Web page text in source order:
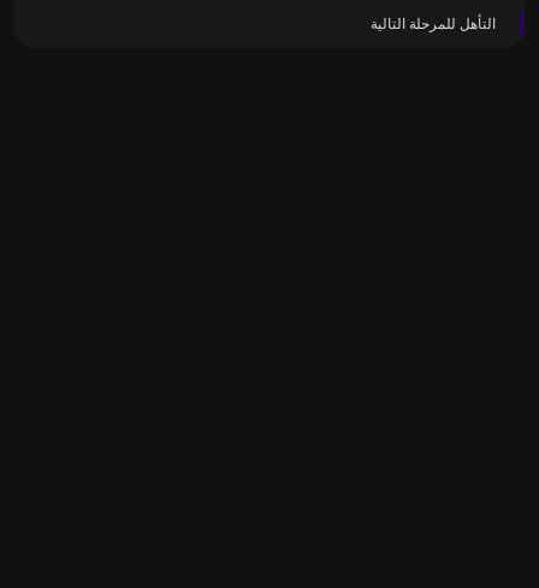
التأهل للمرحلة التالية